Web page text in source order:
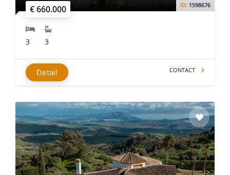
€ 660.000 ID: 1598676
3 3
Detail CONTACT